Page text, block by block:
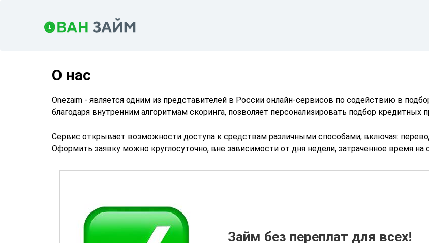
О нас
Onezaim - является одним из представителей в России онлайн-сервисов по содействию в
благодаря внутренним алгоритмам скоринга, позволяет персонализировать подбор кредитных
Сервис открывает возможности доступа к средствам различными способами, включая:
Оформить заявку можно круглосуточно, вне зависимости от дня недели, затраченное время